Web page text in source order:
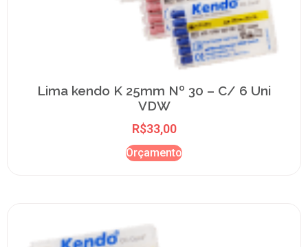
Lima kendo K 25mm Nº 30 – C/ 6 Uni
VDW
R$33,00
Orçamento